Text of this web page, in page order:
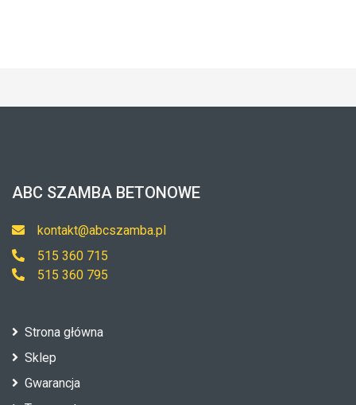
ABC SZAMBA BETONOWE
kontakt@abcszamba.pl
515 360 715
515 360 795
Strona główna
Sklep
Gwarancja